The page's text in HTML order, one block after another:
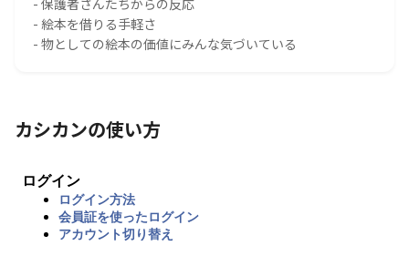
- 絵本を借りる手軽さ
- 物としての絵本の価値にみんな気づいている
カシカンの使い方
ログイン
ログイン方法
会員証を使ったログイン
アカウント切り替え